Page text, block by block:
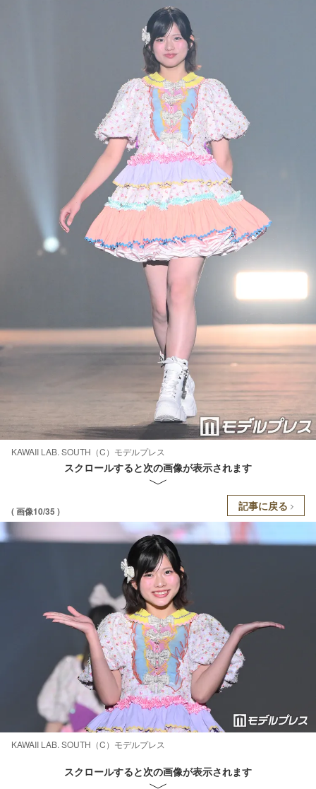
KAWAII LAB. SOUTH（C）モデルプレス
スクロールすると次の画像が表示されます
( 画像10/35 ) 記事に戻る
KAWAII LAB. SOUTH（C）モデルプレス
スクロールすると次の画像が表示されます